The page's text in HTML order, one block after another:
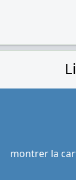
montrer la